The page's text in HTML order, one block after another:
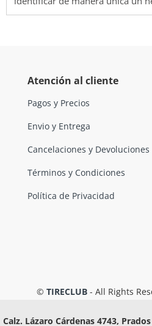
Atención al cliente
Pagos y Precios
Envio y Entrega
Cancelaciones y Devoluciones
Términos y Condiciones
Política de Privacidad
© TIRECLUB - All Rights
Calz. Lázaro Cárdenas 4743,